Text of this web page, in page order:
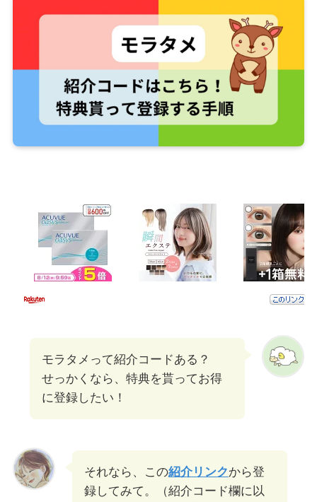
モラタメって紹介コードある？
せっかくなら、特典を貰ってお得
に登録したい！
それなら、この紹介リンクから登
録してみて。（紹介コード欄に以